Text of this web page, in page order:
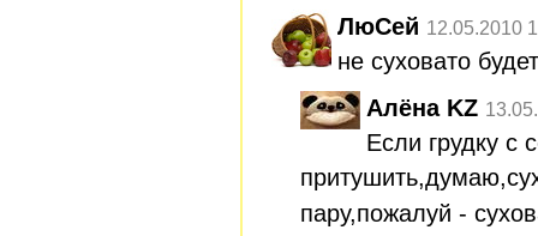
ЛюСей 12.05.2010
не суховато
Алёна KZ
Если грудку с
пару,пожалуй -